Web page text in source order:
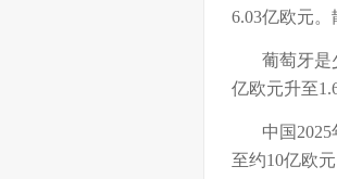
6.03亿欧元。
葡萄牙是少
亿欧元升至
中国2025
至约10亿欧